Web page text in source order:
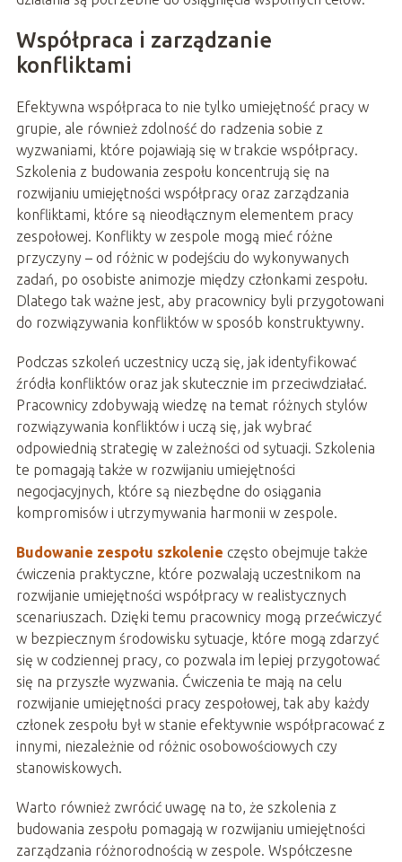
Współpraca i zarządzanie
konfliktami
Efektywna współpraca to nie tylko umiejętność pracy w
grupie, ale również zdolność do radzenia sobie z
wyzwaniami, które pojawiają się w trakcie współpracy.
Szkolenia z budowania zespołu koncentrują się na
rozwijaniu umiejętności współpracy oraz zarządzania
konfliktami, które są nieodłącznym elementem pracy
zespołowej. Konflikty w zespole mogą mieć różne
przyczyny – od różnic w podejściu do wykonywanych
zadań, po osobiste animozje między członkami zespołu.
Dlatego tak ważne jest, aby pracownicy byli przygotowani
do rozwiązywania konfliktów w sposób konstruktywny.
Podczas szkoleń uczestnicy uczą się, jak identyfikować
źródła konfliktów oraz jak skutecznie im przeciwdziałać.
Pracownicy zdobywają wiedzę na temat różnych stylów
rozwiązywania konfliktów i uczą się, jak wybrać
odpowiednią strategię w zależności od sytuacji. Szkolenia
te pomagają także w rozwijaniu umiejętności
negocjacyjnych, które są niezbędne do osiągania
kompromisów i utrzymywania harmonii w zespole.
Budowanie zespołu szkolenie często obejmuje także
ćwiczenia praktyczne, które pozwalają uczestnikom na
rozwijanie umiejętności współpracy w realistycznych
scenariuszach. Dzięki temu pracownicy mogą przećwiczyć
w bezpiecznym środowisku sytuacje, które mogą zdarzyć
się w codziennej pracy, co pozwala im lepiej przygotować
się na przyszłe wyzwania. Ćwiczenia te mają na celu
rozwijanie umiejętności pracy zespołowej, tak aby każdy
członek zespołu był w stanie efektywnie współpracować z
innymi, niezależnie od różnic osobowościowych czy
stanowiskowych.
Warto również zwrócić uwagę na to, że szkolenia z
budowania zespołu pomagają w rozwijaniu umiejętności
zarządzania różnorodnością w zespole. Współczesne